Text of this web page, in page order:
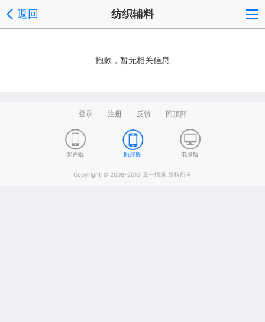
返回 纺织辅料
抱歉，暂无相关信息
登录 注册 反馈 回顶部
客户端 触屏版 电脑版
Copyright © 2008-2018 真一情缘 版权所有